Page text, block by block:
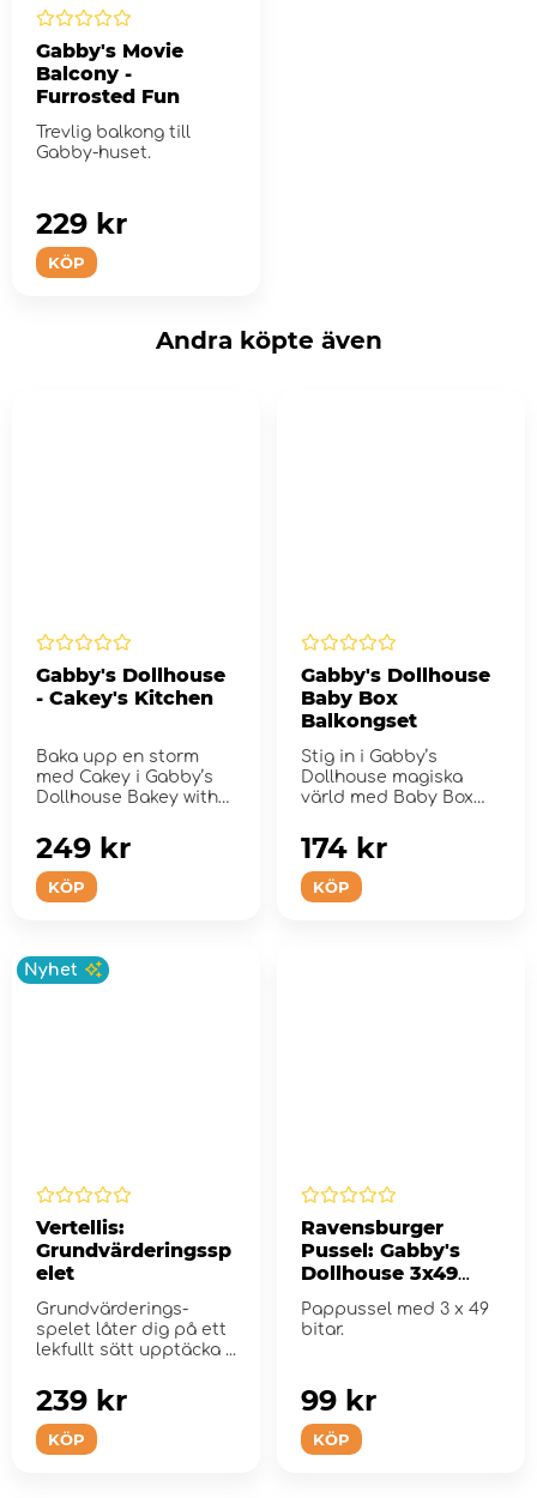
Gabby's Movie
Balcony -
Furrosted Fun
Trevlig balkong till
Gabby-huset.
KÖP
229 kr
Andra köpte även
Gabby's Dollhouse
- Cakey's Kitchen
Baka upp en storm
med Cakey i Gabby’s
Dollhouse Bakey with
KÖP
249 kr
Gabby's Dollhouse
Baby Box
Balkongset
Stig in i Gabby’s
Dollhouse magiska
värld med Baby Box
KÖP
174 kr
Nyhet
Vertellis:
Grundvärderingssp
elet
Grundvärderings-
spelet låter dig på ett
lekfullt sätt upptäcka ...
KÖP
239 kr
Ravensburger
Pussel: Gabby's
Dollhouse 3x49
Bitar
Pappussel med 3 x 49
bitar.
KÖP
99 kr